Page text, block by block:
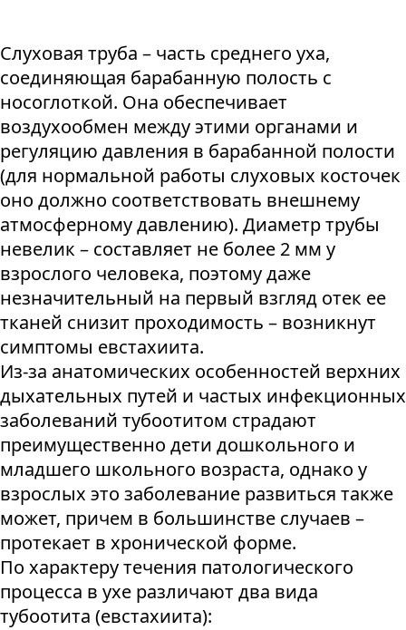
Слуховая труба – часть среднего уха,
соединяющая барабанную полость с
носоглоткой. Она обеспечивает
воздухообмен между этими органами и
регуляцию давления в барабанной полости
(для нормальной работы слуховых косточек
оно должно соответствовать внешнему
атмосферному давлению). Диаметр трубы
невелик – составляет не более 2 мм у
взрослого человека, поэтому даже
незначительный на первый взгляд отек ее
тканей снизит проходимость – возникнут
симптомы евстахиита.
Из-за анатомических особенностей верхних
дыхательных путей и частых инфекционных
заболеваний тубоотитом страдают
преимущественно дети дошкольного и
младшего школьного возраста, однако у
взрослых это заболевание развиться также
может, причем в большинстве случаев –
протекает в хронической форме.
По характеру течения патологического
процесса в ухе различают два вида
тубоотита (евстахиита):